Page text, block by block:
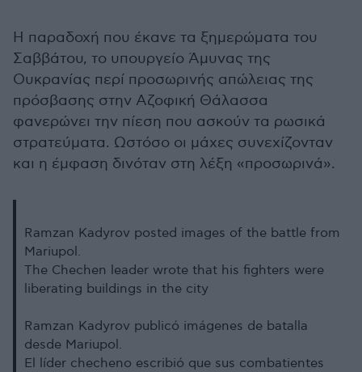
Η παραδοχή που έκανε τα ξημερώματα του
Σαββάτου, το υπουργείο Άμυνας της
Ουκρανίας περί προσωρινής απώλειας της
πρόσβασης στην Αζοφική Θάλασσα
φανερώνει την πίεση που ασκούν τα ρωσικά
στρατεύματα. Ωστόσο οι μάχες συνεχίζονταν
και η έμφαση δινόταν στη λέξη «προσωρινά».
Ramzan Kadyrov posted images of the battle from
Mariupol.
The Chechen leader wrote that his fighters were
liberating buildings in the city
Ramzan Kadyrov publicó imágenes de batalla
desde Mariupol.
El líder checheno escribió que sus combatientes